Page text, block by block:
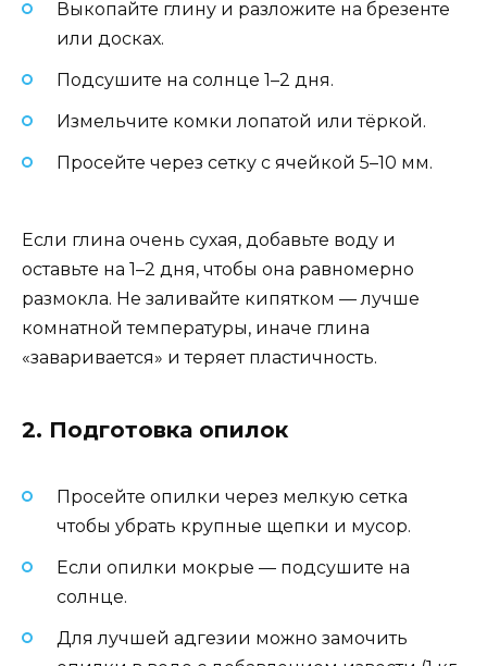
Выкопайте глину и разложите на брезенте
или досках.
Подсушите на солнце 1–2 дня.
Измельчите комки лопатой или тёркой.
Просейте через сетку с ячейкой 5–10 мм.
Если глина очень сухая, добавьте воду и
оставьте на 1–2 дня, чтобы она равномерно
размокла. Не заливайте кипятком — лучше
комнатной температуры, иначе глина
«заваривается» и теряет пластичность.
2. Подготовка опилок
Просейте опилки через мелкую сетка
чтобы убрать крупные щепки и мусор.
Если опилки мокрые — подсушите на
солнце.
Для лучшей адгезии можно замочить